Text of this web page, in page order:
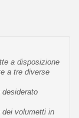
a disposizione
a tre diverse
desiderato
dei volumetti in